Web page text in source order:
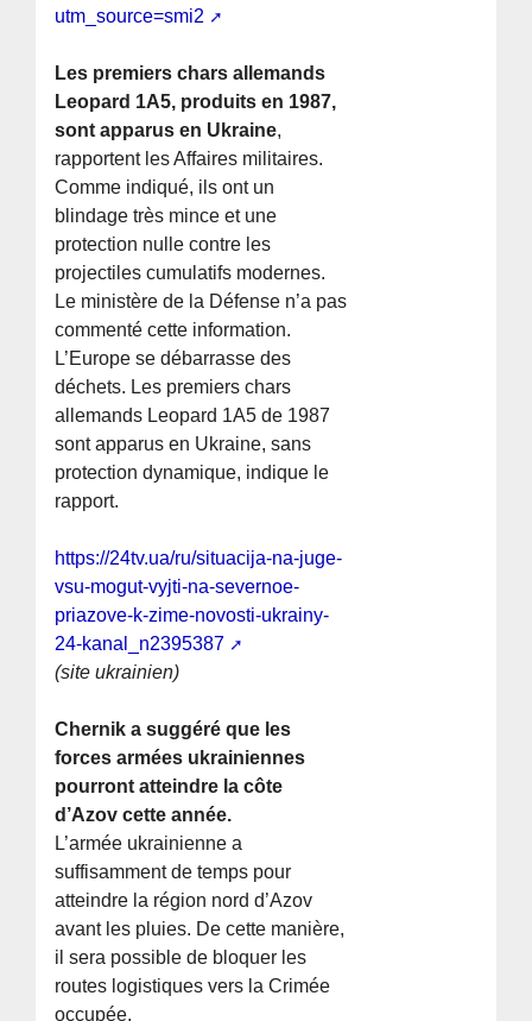
utm_source=smi2
Les premiers chars allemands
Leopard 1A5, produits en 1987,
sont apparus en Ukraine,
rapportent les Affaires militaires.
Comme indiqué, ils ont un
blindage très mince et une
protection nulle contre les
projectiles cumulatifs modernes.
Le ministère de la Défense n’a pas
commenté cette information.
L’Europe se débarrasse des
déchets. Les premiers chars
allemands Leopard 1A5 de 1987
sont apparus en Ukraine, sans
protection dynamique, indique le
rapport.
https://24tv.ua/ru/situacija-na-juge-
vsu-mogut-vyjti-na-severnoe-
priazove-k-zime-novosti-ukrainy-
24-kanal_n2395387
(site ukrainien)
Chernik a suggéré que les
forces armées ukrainiennes
pourront atteindre la côte
d’Azov cette année.
L’armée ukrainienne a
suffisamment de temps pour
atteindre la région nord d’Azov
avant les pluies. De cette manière,
il sera possible de bloquer les
routes logistiques vers la Crimée
occupée.